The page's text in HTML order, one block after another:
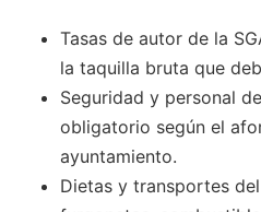
Tasas de autor de la
la taquilla bruta que
Seguridad y personal
obligatorio según el
ayuntamiento.
Dietas y transportes